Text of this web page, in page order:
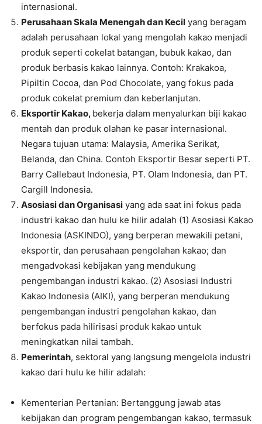
internasional.
Perusahaan Skala Menengah dan Kecil yang beragam
adalah perusahaan lokal yang mengolah kakao menjadi
produk seperti cokelat batangan, bubuk kakao, dan
produk berbasis kakao lainnya. Contoh: Krakakoa,
Pipiltin Cocoa, dan Pod Chocolate, yang fokus pada
produk cokelat premium dan keberlanjutan.
Eksportir Kakao, bekerja dalam menyalurkan biji kakao
mentah dan produk olahan ke pasar internasional.
Negara tujuan utama: Malaysia, Amerika Serikat,
Belanda, dan China. Contoh Eksportir Besar seperti PT.
Barry Callebaut Indonesia, PT. Olam Indonesia, dan PT.
Cargill Indonesia.
Asosiasi dan Organisasi yang ada saat ini fokus pada
industri kakao dan hulu ke hilir adalah (1) Asosiasi Kakao
Indonesia (ASKINDO), yang berperan mewakili petani,
eksportir, dan perusahaan pengolahan kakao; dan
mengadvokasi kebijakan yang mendukung
pengembangan industri kakao. (2) Asosiasi Industri
Kakao Indonesia (AIKI), yang berperan mendukung
pengembangan industri pengolahan kakao, dan
berfokus pada hilirisasi produk kakao untuk
meningkatkan nilai tambah.
Pemerintah, sektoral yang langsung mengelola industri
kakao dari hulu ke hilir adalah:
Kementerian Pertanian: Bertanggung jawab atas
kebijakan dan program pengembangan kakao, termasuk